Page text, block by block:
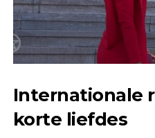
Internationale
korte liefdes